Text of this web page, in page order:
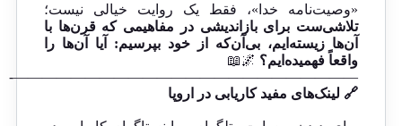
«وصیت‌نامه خدا»، فقط یک روایت خیالی نیست؛
تلاشی‌ست برای بازاندیشی در مفاهیمی که قرن‌ها با
آن‌ها زیسته‌ایم، بی‌آن‌که از خود بپرسیم: آیا آن‌ها را
واقعاً فهمیده‌ایم؟ 🌌📖
————————————————————————-
🔗 لینک‌های مفید کاریابی در اروپا